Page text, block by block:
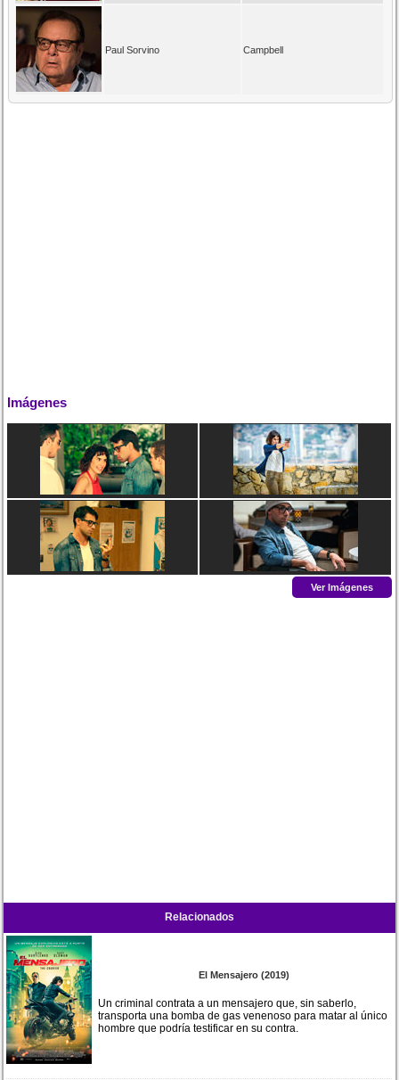
Paul Sorvino Campbell
Imágenes
Ver Imágenes
Relacionados
El Mensajero (2019)
Un criminal contrata a un mensajero que, sin saberlo,
transporta una bomba de gas venenoso para matar al único
hombre que podría testificar en su contra.